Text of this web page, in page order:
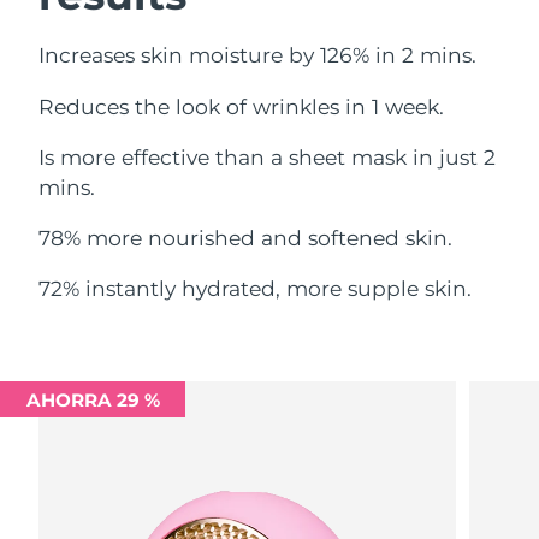
Increases skin moisture by 126% in 2 mins.
Reduces the look of wrinkles in 1 week.
Is more effective than a sheet mask in just 2
mins.
78% more nourished and softened skin.
72% instantly hydrated, more supple skin.
AHORRA 29 %
Filipinas Entrega prevista8/11/26
Polonia Entrega prevista
Portugal Entrega prevista8/8/26
Catar
Rumanía